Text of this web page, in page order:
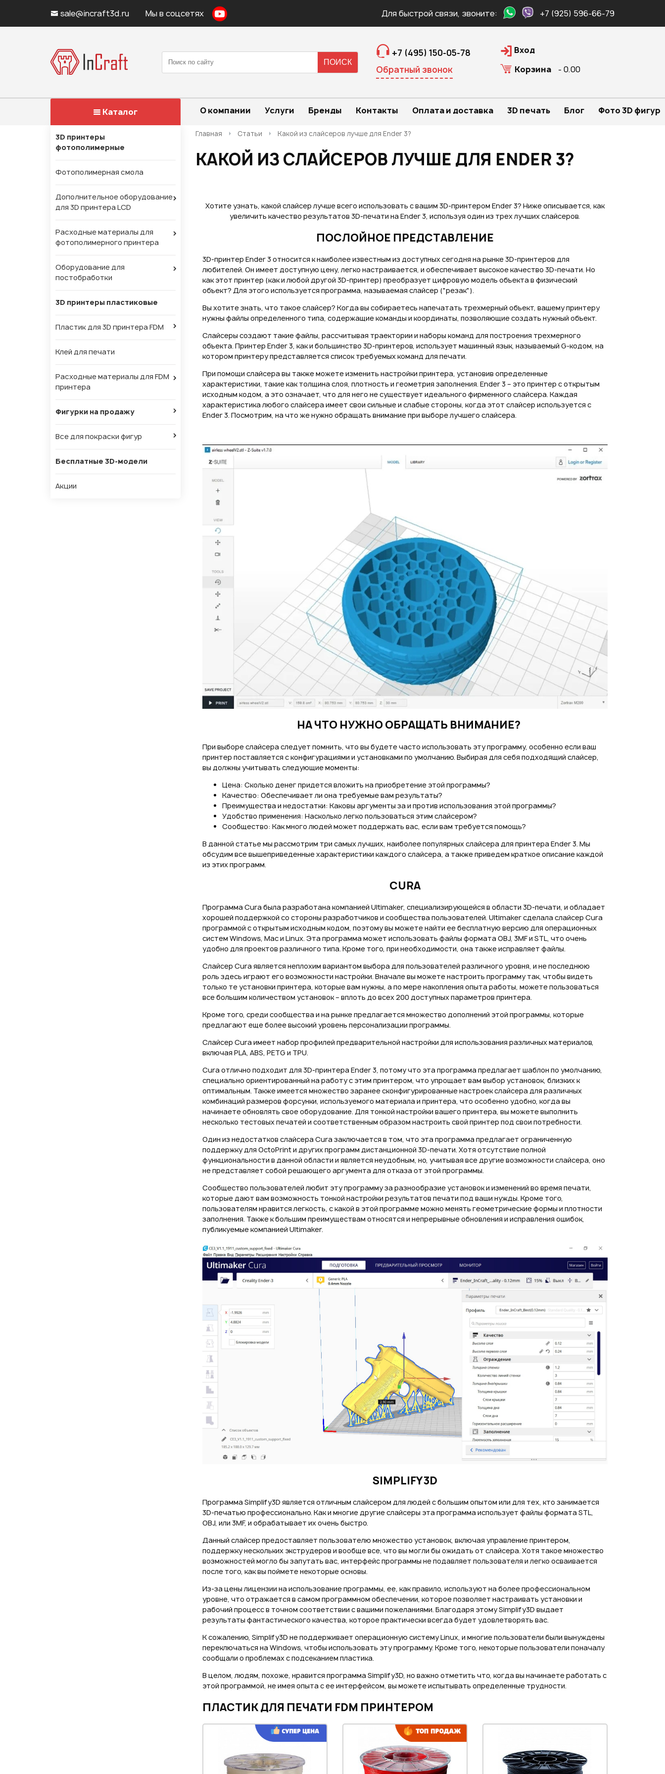
sale@incraft3d.ru Мы в соцсетях Для быстрой связи, звоните: +7 (925) 596-66-79
+7 (495) 150-05-78
Обратный звонок
Вход
Корзина
- 0.00
Каталог О компании Услуги Бренды Контакты Оплата и доставка 3D печать Блог Фото 3D фигур
3D принтеры
фотополимерные
Фотополимерная смола
Дополнительное оборудование
для 3D принтера LCD
Расходные материалы для
фотополимерного принтера
Оборудование для
постобработки
3D принтеры пластиковые
Пластик для 3D принтера FDM
Клей для печати
Расходные материалы для FDM
принтера
Фигурки на продажу
Все для покраски фигур
Бесплатные 3D-модели
Акции
Главная Статьи Какой из слайсеров лучше для Ender 3?
КАКОЙ ИЗ СЛАЙСЕРОВ ЛУЧШЕ ДЛЯ ENDER 3?
Хотите узнать, какой слайсер лучше всего использовать с вашим 3D-принтером Ender 3? Ниже описывается, как
увеличить качество результатов 3D-печати на Ender 3, используя один из трех лучших слайсеров.
ПОСЛОЙНОЕ ПРЕДСТАВЛЕНИЕ
3D-принтер Ender 3 относится к наиболее известным из доступных сегодня на рынке 3D-принтеров для
любителей. Он имеет доступную цену, легко настраивается, и обеспечивает высокое качество 3D-печати. Но
как этот принтер (как и любой другой 3D-принтер) преобразует цифровую модель объекта в физический
объект? Для этого используется программа, называемая слайсер ("резак").
Вы хотите знать, что такое слайсер? Когда вы собираетесь напечатать трехмерный объект, вашему принтеру
нужны файлы определенного типа, содержащие команды и координаты, позволяющие создать нужный объект.
Слайсеры создают такие файлы, рассчитывая траектории и наборы команд для построения трехмерного
объекта. Принтер Ender 3, как и большинство 3D-принтеров, использует машинный язык, называемый G-кодом, на
котором принтеру представляется список требуемых команд для печати.
При помощи слайсера вы также можете изменить настройки принтера, установив определенные
характеристики, такие как толщина слоя, плотность и геометрия заполнения. Ender 3 – это принтер с открытым
исходным кодом, а это означает, что для него не существует идеального фирменного слайсера. Каждая
характеристика любого слайсера имеет свои сильные и слабые стороны, когда этот слайсер используется с
Ender 3. Посмотрим, на что же нужно обращать внимание при выборе лучшего слайсера.
НА ЧТО НУЖНО ОБРАЩАТЬ ВНИМАНИЕ?
При выборе слайсера следует помнить, что вы будете часто использовать эту программу, особенно если ваш
принтер поставляется с конфигурациями и установками по умолчанию. Выбирая для себя подходящий слайсер,
вы должны учитывать следующие моменты:
Цена: Сколько денег придется вложить на приобретение этой программы?
Качество: Обеспечивает ли она требуемые вам результаты?
Преимущества и недостатки: Каковы аргументы за и против использования этой программы?
Удобство применения: Насколько легко пользоваться этим слайсером?
Сообщество: Как много людей может поддержать вас, если вам требуется помощь?
В данной статье мы рассмотрим три самых лучших, наиболее популярных слайсера для принтера Ender 3. Мы
обсудим все вышеприведенные характеристики каждого слайсера, а также приведем краткое описание каждой
из этих программ.
CURA
Программа Cura была разработана компанией Ultimaker, специализирующейся в области 3D-печати, и обладает
хорошей поддержкой со стороны разработчиков и сообщества пользователей. Ultimaker сделала слайсер Cura
программой с открытым исходным кодом, поэтому вы можете найти ее бесплатную версию для операционных
систем Windows, Mac и Linux. Эта программа может использовать файлы формата OBJ, 3MF и STL, что очень
удобно для проектов различного типа. Кроме того, при необходимости, она также исправляет файлы.
Слайсер Cura является неплохим вариантом выбора для пользователей различного уровня, и не последнюю
роль здесь играют его возможности настройки. Вначале вы можете настроить программу так, чтобы видеть
только те установки принтера, которые вам нужны, а по мере накопления опыта работы, можете пользоваться
все большим количеством установок – вплоть до всех 200 доступных параметров принтера.
Кроме того, среди сообщества и на рынке предлагается множество дополнений этой программы, которые
предлагают еще более высокий уровень персонализации программы.
Слайсер Cura имеет набор профилей предварительной настройки для использования различных материалов,
включая PLA, ABS, PETG и TPU.
Cura отлично подходит для 3D-принтера Ender 3, потому что эта программа предлагает шаблон по умолчанию,
специально ориентированный на работу с этим принтером, что упрощает вам выбор установок, близких к
оптимальным. Также имеется множество заранее сконфигурированные настроек слайсера для различных
комбинаций размеров форсунки, используемого материала и принтера, что особенно удобно, когда вы
начинаете обновлять свое оборудование. Для тонкой настройки вашего принтера, вы можете выполнить
несколько тестовых печатей и соответственным образом настроить свой принтер под свои потребности.
Один из недостатков слайсера Cura заключается в том, что эта программа предлагает ограниченную
поддержку для OctoPrint и других программ дистанционной 3D-печати. Хотя отсутствие полной
функциональности в данной области и является неудобным, но, учитывая все другие возможности слайсера, оно
не представляет собой решающего аргумента для отказа от этой программы.
Сообщество пользователей любит эту программу за разнообразие установок и изменений во время печати,
которые дают вам возможность тонкой настройки результатов печати под ваши нужды. Кроме того,
пользователям нравится легкость, с какой в этой программе можно менять геометрические формы и плотности
заполнения. Также к большим преимуществам относятся и непрерывные обновления и исправления ошибок,
публикуемые компанией Ultimaker.
SIMPLIFY3D
Программа Simplify3D является отличным слайсером для людей с большим опытом или для тех, кто занимается
3D-печатью профессионально. Как и многие другие слайсеры эта программа использует файлы формата STL,
OBJ, или 3MF, и обрабатывает их очень быстро.
Данный слайсер предоставляет пользователю множество установок, включая управление принтером,
поддержку нескольких экструдеров и вообще все, что вы могли бы ожидать от слайсера. Хотя такое множество
возможностей могло бы запутать вас, интерфейс программы не подавляет пользователя и легко осваивается
после того, как вы поймете некоторые основы.
Из-за цены лицензии на использование программы, ее, как правило, используют на более профессиональном
уровне, что отражается в самом программном обеспечении, которое позволяет настраивать установки и
рабочий процесс в точном соответствии с вашими пожеланиями. Благодаря этому Simplify3D выдает
результаты фантастического качества, которое практически всегда будет удовлетворять вас.
К сожалению, Simplify3D не поддерживает операционную систему Linux, и многие пользователи были вынуждены
переключаться на Windows, чтобы использовать эту программу. Кроме того, некоторые пользователи поначалу
сообщали о проблемах с подсеканием пластика.
В целом, людям, похоже, нравится программа Simplify3D, но важно отметить что, когда вы начинаете работать с
этой программой, не имея опыта с ее интерфейсом, вы можете испытывать определенные трудности.
ПЛАСТИК ДЛЯ ПЕЧАТИ FDM ПРИНТЕРОМ
ОБРАТНЫЙ ЗВОНОК
Контактный телефон*:
Ваш E-mail*:
Отправить
Нажимая на кнопку "Отправить", вы даете согласие
на обработку персональных данных
ЗАКАЗ ТОВАРА В 1 КЛИК
Ваш E-mail*:
Ваш телефон*:
Отправить
на обработку персональных данных
Авторизация Регистрация
Забыли свой пароль?
Или войти через соц сети
ВОЙТИ ЧЕРЕЗ GOOGLE
ПРЕДВАРИТЕЛЬНЫЙ ЗАКАЗ
Ваш E-mail*:
Ваш телефон*:
Отправить
Нажимая на кнопку "Отправить", вы даете согласие
на обработку